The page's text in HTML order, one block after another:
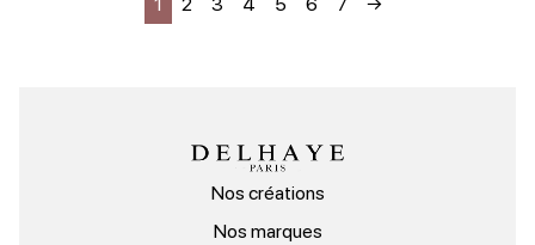
Nos créations
Nos marques